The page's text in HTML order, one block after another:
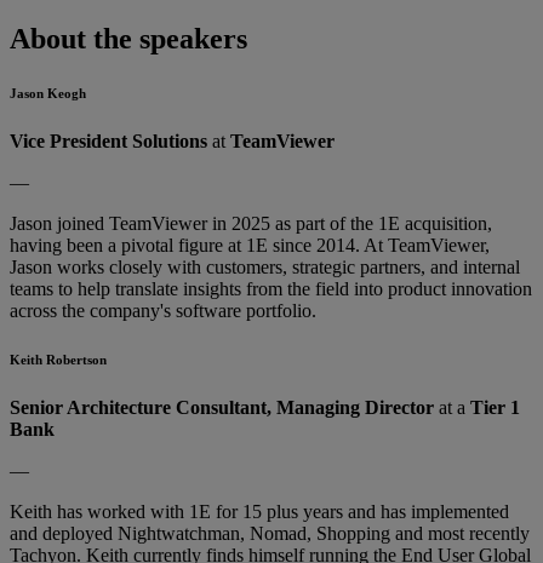
About the speakers
Jason Keogh
Vice President Solutions at TeamViewer
—
Jason joined TeamViewer in 2025 as part of the 1E acquisition,
having been a pivotal figure at 1E since 2014. At TeamViewer,
Jason works closely with customers, strategic partners, and internal
teams to help translate insights from the field into product innovation
across the company's software portfolio.
Keith Robertson
Senior Architecture Consultant, Managing Director at a Tier 1
Bank
—
Keith has worked with 1E for 15 plus years and has implemented
and deployed Nightwatchman, Nomad, Shopping and most recently
Tachyon. Keith currently finds himself running the End User Global